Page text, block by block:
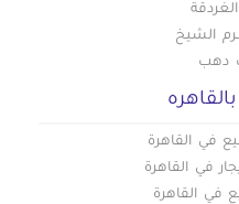
الشيخ
دهب
في القاهرة
في القاهرة
في القاهرة